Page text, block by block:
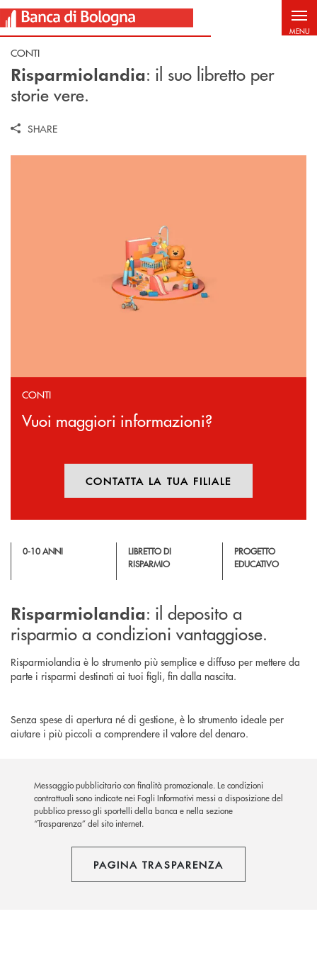
Salta al contenuto principale
MENU
CONTI
Risparmiolandia: il suo libretto per
storie vere.
SHARE
CONTI
Vuoi maggiori informazioni?
CONTATTA LA TUA FILIALE
0-10 ANNI
LIBRETTO DI
RISPARMIO
PROGETTO
EDUCATIVO
Risparmiolandia: il deposito a
risparmio a condizioni vantaggiose.
Risparmiolandia è lo strumento più semplice e diffuso per mettere da
parte i risparmi destinati ai tuoi figli, fin dalla nascita.
Senza spese di apertura né di gestione, è lo strumento ideale per
aiutare i più piccoli a comprendere il valore del denaro.
Messaggio pubblicitario con finalità promozionale. Le condizioni
contrattuali sono indicate nei Fogli Informativi messi a disposizione del
pubblico presso gli sportelli della banca e nella sezione
“Trasparenza” del sito internet.
PAGINA TRASPARENZA